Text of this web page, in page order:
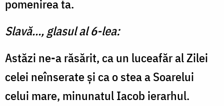
pomenirea ta.
Slavă..., glasul al 6-lea:
Astăzi ne-a răsărit, ca un luceafăr al Zilei
celei neînserate și ca o stea a Soarelui
celui mare, minunatul Iacob ierarhul.